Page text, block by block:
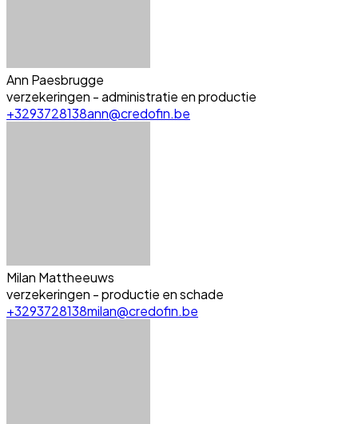
Ann Paesbrugge
verzekeringen - administratie en productie
+3293728138ann@credofin.be
Milan Mattheeuws
verzekeringen - productie en schade
+3293728138milan@credofin.be